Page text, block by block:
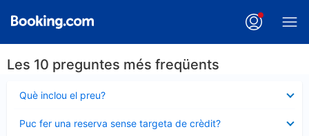
Les 10 preguntes més freqüents
Què inclou el preu?
tancat
Puc fer una reserva sense targeta de crèdit?
tancat